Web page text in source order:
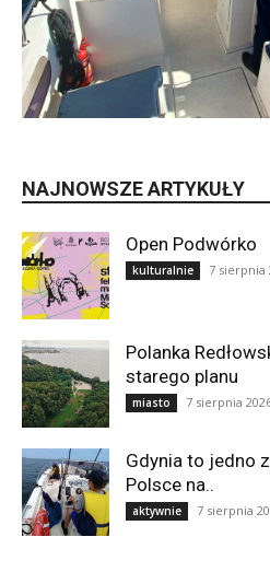
NAJNOWSZE ARTYKUŁY
Open Podwórko
kulturalnie 7 sierpnia
Polanka
starego planu
miasto 7 sierpnia
Gdynia to jedno
Polsce na..
aktywnie 7 sierpnia